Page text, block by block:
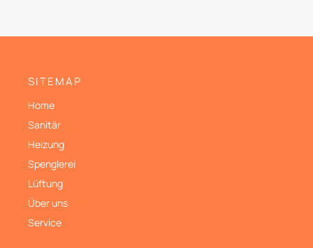
SITEMAP
Home
Sanitär
Heizung
Spenglerei
Lüftung
Über uns
Service